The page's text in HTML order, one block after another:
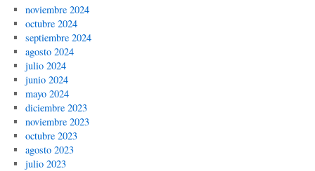
noviembre 2024
octubre 2024
septiembre 2024
agosto 2024
julio 2024
junio 2024
mayo 2024
diciembre 2023
noviembre 2023
octubre 2023
agosto 2023
julio 2023